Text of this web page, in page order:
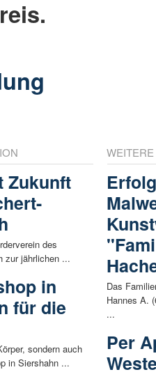
Zukunft
des
zur jährlichen ...
in
für die
sondern auch
in Siershahn ...
Das
Hannes A.
...
Per